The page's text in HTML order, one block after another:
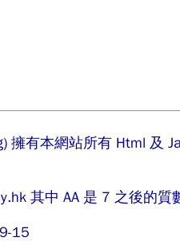
擁有本網站所有 Html 及
其中 AA 是 7 之後的質
15